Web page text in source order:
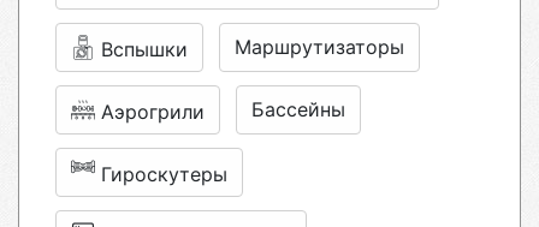
Вспышки Маршрутизаторы
Аэрогрили Бассейны
Гироскутеры